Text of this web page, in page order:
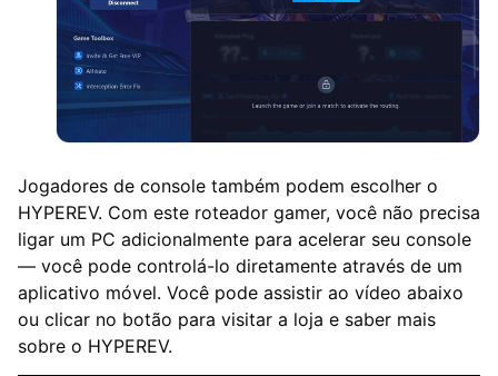
Jogadores de console também podem escolher o
HYPEREV. Com este roteador gamer, você não precisa
ligar um PC adicionalmente para acelerar seu console
— você pode controlá-lo diretamente através de um
aplicativo móvel. Você pode assistir ao vídeo abaixo
ou clicar no botão para visitar a loja e saber mais
sobre o HYPEREV.